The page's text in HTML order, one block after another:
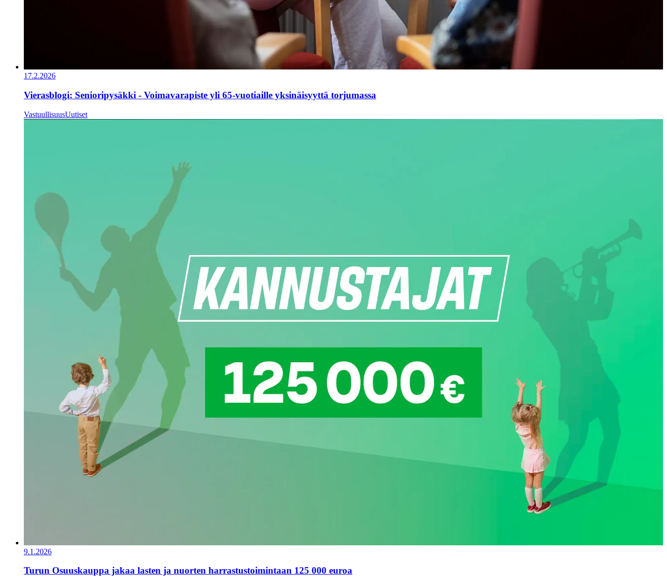
17.2.2026
Vierasblogi: Senioripysäkki - Voimavarapiste yli 65-vuotiaille yksinäisyyttä torjumassa
VastuullisuusUutiset
9.1.2026
Turun Osuuskauppa jakaa lasten ja nuorten harrastustoimintaan 125 000 euroa